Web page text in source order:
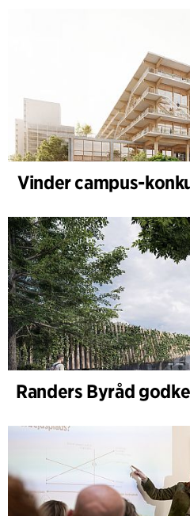
Vinder campus-